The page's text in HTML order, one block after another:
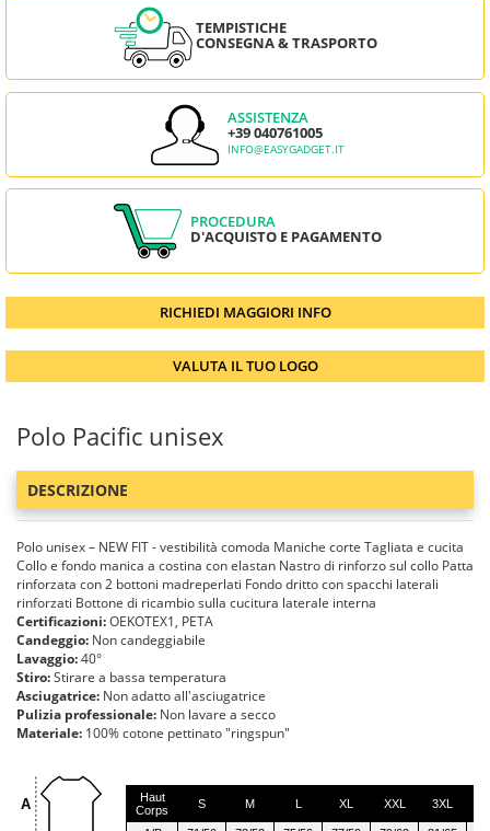
TEMPISTICHE
CONSEGNA & TRASPORTO
ASSISTENZA
+39 040761005
INFO@EASYGADGET.IT
PROCEDURA
D'ACQUISTO E PAGAMENTO
RICHIEDI MAGGIORI INFO
VALUTA IL TUO LOGO
Polo Pacific unisex
DESCRIZIONE
Polo unisex – NEW FIT - vestibilità comoda Maniche corte Tagliata e cucita
Collo e fondo manica a costina con elastan Nastro di rinforzo sul collo Patta
rinforzata con 2 bottoni madreperlati Fondo dritto con spacchi laterali
rinforzati Bottone di ricambio sulla cucitura laterale interna
Certificazioni:OEKOTEX1, PETA
Candeggio: Non candeggiabile
Lavaggio:40°
Stiro:Stirare a bassa temperatura
Asciugatrice: Non adatto all'asciugatrice
Pulizia professionale: Non lavare a secco
Materiale: 100% cotone pettinato "ringspun"
A
Haut
Corps
S M L XL XXL 3XL